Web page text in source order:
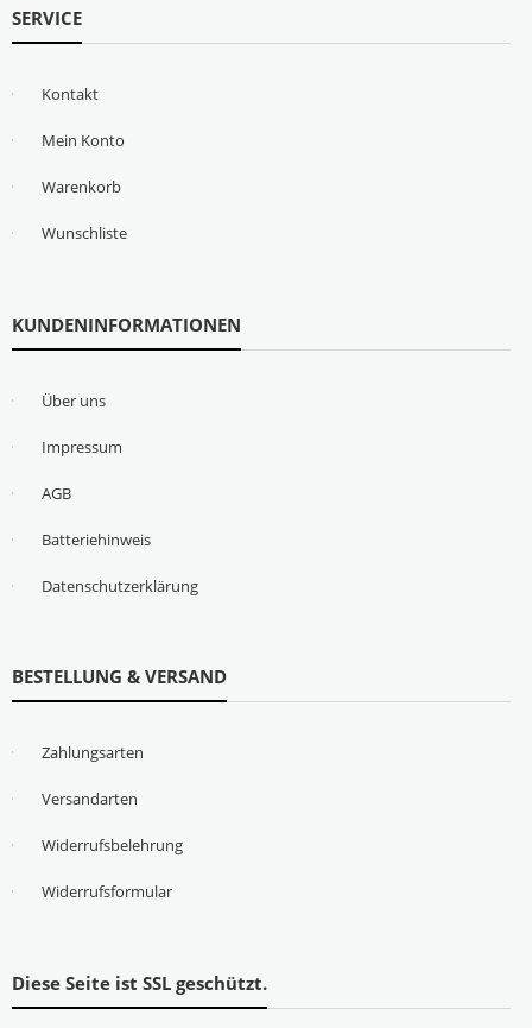
SERVICE
Kontakt
Mein Konto
Warenkorb
Wunschliste
KUNDENINFORMATIONEN
Über uns
Impressum
AGB
Batteriehinweis
Datenschutzerklärung
BESTELLUNG & VERSAND
Zahlungsarten
Versandarten
Widerrufsbelehrung
Widerrufsformular
Diese Seite ist SSL geschützt.